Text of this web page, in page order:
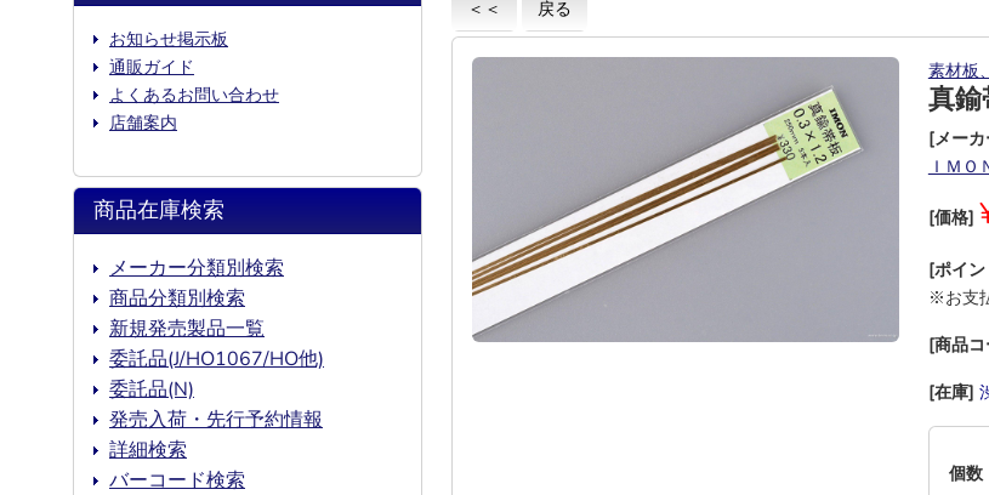
＜＜
戻る
素材板
真
[メー
ＩＭＯ
[価格]
[ポイ
※お支
[商品
[在庫]
個数
お知らせ掲示板
通販ガイド
よくあるお問い合わせ
店舗案内
商品在庫検索
メーカー分類別検索
商品分類別検索
新規発売製品一覧
委託品(J/HO1067/HO他)
委託品(N)
発売入荷・先行予約情報
詳細検索
バーコード検索